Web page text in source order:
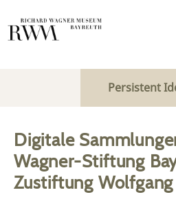
Persistent
Digitale
Wagner-Stiftung
Zustiftung